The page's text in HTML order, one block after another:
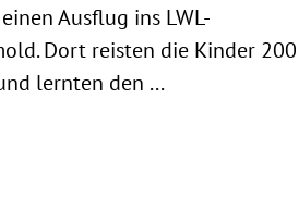
Ausflug ins LWL-
Dort reisten die Kinder 200
lernten den ...